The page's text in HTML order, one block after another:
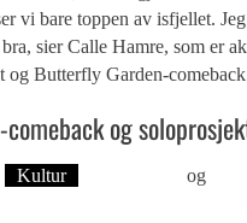
vi bare toppen av isfjellet.
sier Calle Hamre, som er
og Butterfly Garden-
og
Kultur og